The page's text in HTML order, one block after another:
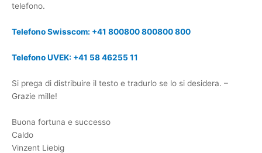
telefono.
Telefono Swisscom: +41 800800 800800 800
Telefono UVEK: +41 58 46255 11
Si prega di distribuire il testo e tradurlo se lo si desidera. –
Grazie mille!
Buona fortuna e successo
Caldo
Vinzent Liebig